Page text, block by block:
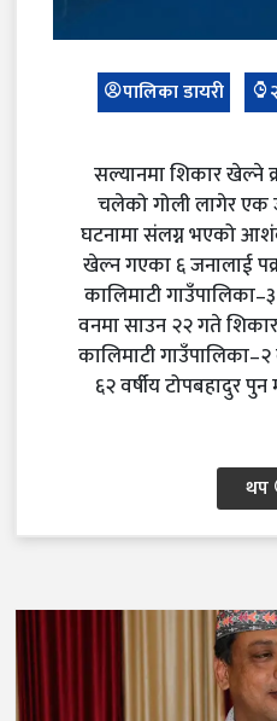
पालिका डायरी
सल्यानमा शिकार खेल्ने
चलेको गोली लागेर एक
घटनामा संलग्न भएको
खेल्न गएका ६ जनालाई
कालिमाटी
वनमा साउन २२ गते
कालिमाटी गाउँपालिका–२
६२ वर्षीय टोपबहादुर
थप